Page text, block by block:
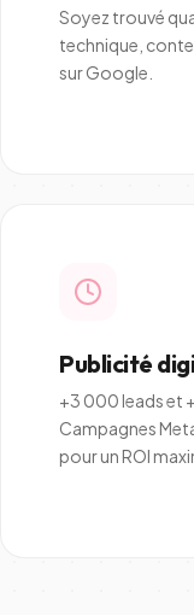
Soyez trouvé
technique,
sur Google.
Publicité
+3 000 leads et
Campagnes
pour un ROI